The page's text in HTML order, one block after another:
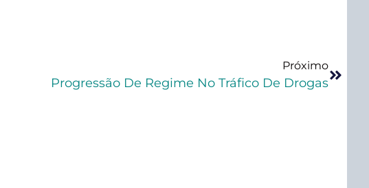
Próximo
Progressão De Regime No Tráfico De Drogas